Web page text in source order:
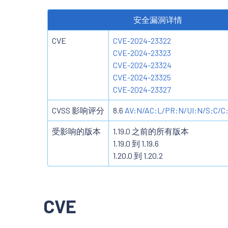
安全漏洞详情
CVE
CVE-2024-23322
CVE-2024-23323
CVE-2024-23324
CVE-2024-23325
CVE-2024-23327
CVSS 影响评分 8.6 AV:N/AC:L/PR:N/UI:N/S:C/
受影响的版本
1.19.0 之前的所有版本
1.19.0 到 1.19.6
1.20.0 到 1.20.2
CVE